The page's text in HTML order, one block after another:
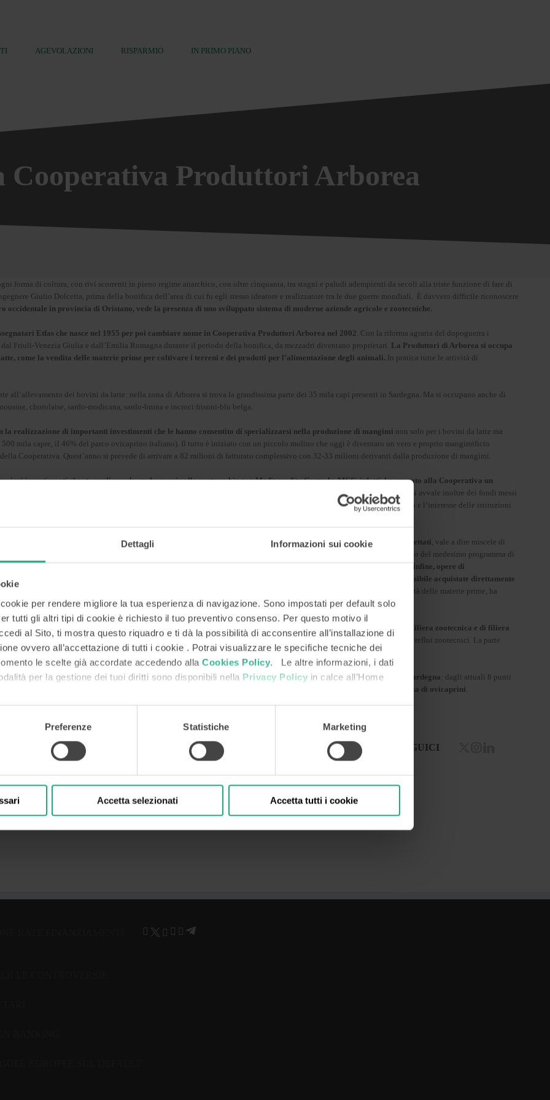
Dettagli Informazioni sui cookie
per rendere migliore la tua esperienza di navigazione. Sono impostati per default solo
tutti gli altri tipi di cookie è richiesto il tuo preventivo consenso. Per questo motivo il
al Sito, ti mostra questo riquadro e ti dà la possibilità di acconsentire all’installazione di
ovvero all’accettazione di tutti i cookie . Potrai visualizzare le specifiche tecniche dei
le scelte già accordate accedendo alla Cookies Policy. Le altre informazioni, i dati
per la gestione dei tuoi diritti sono disponibili nella Privacy Policy in calce all’Home
Preferenze Statistiche Marketing
Accetta selezionati Accetta tutti i cookie
AGEVOLAZIONI RISPARMIO IN PRIMO PIANO
Cooperativa Produttori Arborea
forma di coltura, con rivi scorrenti in pieno regime anarchico, con oltre cinquanta, tra stagni e paludi adempienti da secoli alla triste funzione di fare di
Giulio Dolcetta, prima della bonifica dell’area di cui fu egli stesso ideatore e realizzatore tra le due guerre mondiali. È davvero difficile riconoscere
occidentale in provincia di Oristano, vede la presenza di uno sviluppato sistema di moderne aziende agricole e zootecniche.
Etfas che nasce nel 1955 per poi cambiare nome in Cooperativa Produttori Arborea nel 2002. Con la riforma agraria del dopoguerra i
Friuli-Venezia Giulia e dall’Emilia Romagna durante il periodo della bonifica, da mezzadri diventano proprietari. La Produttori di Arborea si occupa
come la vendita delle materie prime per coltivare i terreni e dei prodotti per l’alimentazione degli animali. In pratica tutte le attività di
dei bovini da latte: nella zona di Arborea si trova la grandissima parte dei 35 mila capi presenti in Sardegna. Ma si occupano anche di
chorolaise, sardo-modicana, sardo-bruna e incroci frisoni-blu belga.
la realizzazione di importanti investimenti che le hanno consentito di specializzarsi nella produzione di mangimi non solo per i bovini da latte ma
mila capre, il 46% del parco ovicaprino italiano). Il tutto è iniziato con un piccolo mulino che oggi è diventato un vero e proprio mangimificio
Cooperativa. Quest’anno si prevede di arrivare a 82 milioni di fatturato complessivo con 32-33 milioni derivanti dalla produzione di mangimi.
investimenti che sta realizzando anche grazie alla partnership con Mediocredito Centrale. MCC, infatti, ha erogato alla Cooperativa un
del Fondo europeo degli investimenti nell’ambito del programma InvestEU Innovation&Digitalisation.L’operazione si avvale inoltre dei fondi messi
di sviluppo economico e innovazione tecnologica, evidenziando la rilevanza strategica del progetto per il territorio e l’interesse delle istituzioni
a un finanziamento agevolato di 3 milioni di Ismea, sarà realizzata una linea 4.0 di produzione di mangimi pellettati, vale a dire miscele di
(anche se, piccola curiosità, vengono chiamati cubetti e, per questo, la macchina è nota come cubettatrice). Nell’ambito del medesimo programma di
degli animali e un impianto di ventilazione 4.0 per migliorare il benessere del bestiame
Sono previste, infine, opere di
Cooperativa ha ottenuto la concessione per facilitare l’approvvigionamento di tutte le materie prime che non è possibile acquistate direttamente
per l’approvvigionamento è rivolta ai suppliers del territorio sardo. Una strategia che, oltre a puntare alla qualità delle materie prime, ha
del trasporto merci.
sta realizzando nell’ambito del contratto di sviluppo della logistica alimentare gestito da Invitalia e dei contratti di filiera zootecnica e di filiera
uno a biogas che utilizzerà la parte liquida degli scarti della macellazione, gli scarti cerealicoli e dell’ortofrutta, nonché i reflui zootecnici. La parte
per la produzione di farine di carne destinate esclusivamente all’alimentazione di animali domestici.
per continuare a crescere nel prossimo futuro.Oggi, tra l’altro, sta lavorando per ampliare la rete distributiva in Sardegna: dagli attuali 8 punti
anche di sbarcare nella penisola, soprattutto per commercializzare i mangimi nelle aree dove c’è forte presenza di ovicaprini.
SEGUICI